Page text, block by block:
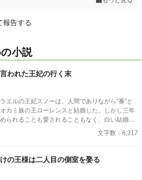
報告する
小説
われた王妃の行く末
エルの王妃スノーは、人間でありながら“番”と
カミ族の王ローレンスと結婚した。しかし三年
られることも愛されることもなく、白い結婚の
尽くしてきたス
る日、ローレンスが別の令嬢レイアーを懐妊さ
その道中、レイアー嬢の実
スノーは命を落とす寸前、自身の命と引き換え
う。 これでスノーの、人生は終
文字数：6,317
の王様は二人目の側室を娶る